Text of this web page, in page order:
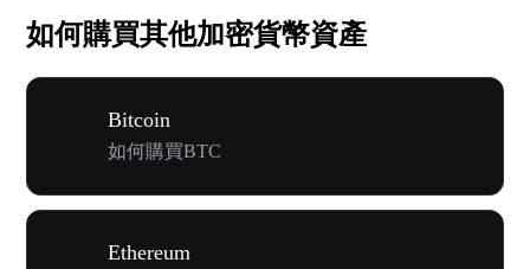
如何購買其他加密貨幣資產
Bitcoin
如何購買BTC
Ethereum